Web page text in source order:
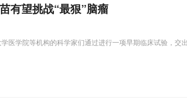
有望挑战“最狠”脑瘤
医学院等机构的科学家们通过进行一项早期临床试验，交